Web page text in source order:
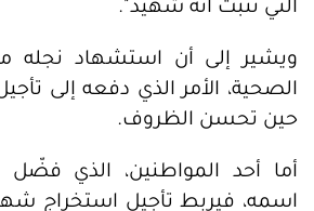
التي تثبت أنه شهيد".
ويشير إلى أن استشهاد نجله
الصحية، الأمر الذي دفعه إلى
حين تحسن الظروف.
أما أحد المواطنين، الذي
اسمه، فيربط تأجيل استخراج